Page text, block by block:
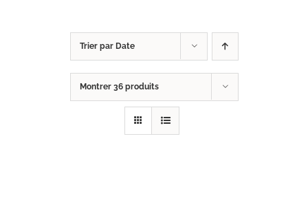
Trier par Date
Montrer 36 produits